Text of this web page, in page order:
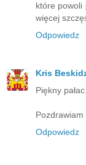
które powoli
więcej
Odpowiedz
Kris
Piękny
Odpowiedz